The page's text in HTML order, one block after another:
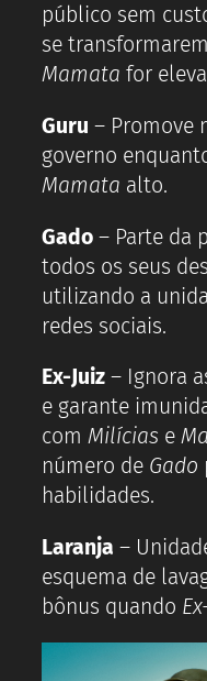
público sem
se
Mamata for
Guru – Promove
governo
Mamata alto.
Gado – Parte da
todos os seus
utilizando a
redes sociais.
Ex-Juiz – Ignora
e garante
com Milícias e
número de Gado
habilidades.
Laranja –
esquema de
bônus quando